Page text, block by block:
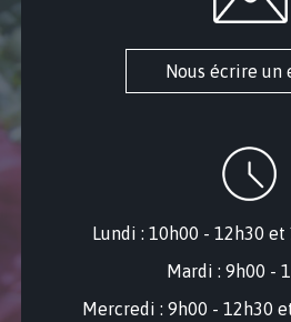
Nous écrire un
Lundi : 10h00 - 12h30
Mardi : 9h00 -
Mercredi : 9 h00 - 12h30